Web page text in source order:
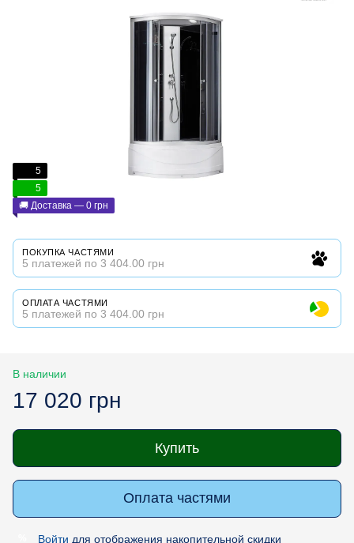
5
5
🚚 Доставка — 0 грн
ПОКУПКА ЧАСТЯМИ
5 платежей по 3 404.00 грн
ОПЛАТА ЧАСТЯМИ
5 платежей по 3 404.00 грн
В наличии
17 020 грн
Купить
Оплата частями
Войти для отображения накопительной скидки